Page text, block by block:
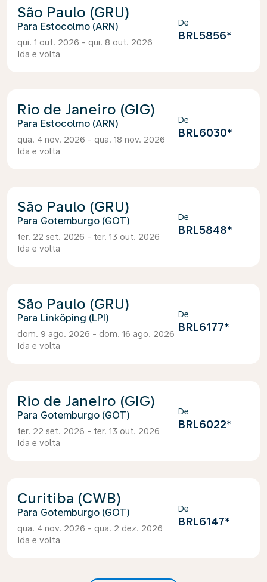
São Paulo (GRU)
Estocolmo (ARN)
qui. 1 out. 2026 - qui. 8 out. 2026
Ida e volta
De
BRL5856*
Rio de Janeiro (GIG)
Estocolmo (ARN)
qua. 4 nov. 2026 - qua. 18 nov. 2026
Ida e volta
De
BRL6030*
São Paulo (GRU)
Gotemburgo (GOT)
ter. 22 set. 2026 - ter. 13 out. 2026
Ida e volta
De
BRL5848*
São Paulo (GRU)
Linköping (LPI)
dom. 9 ago. 2026 - dom. 16 ago. 2026
Ida e volta
De
BRL6177*
Rio de Janeiro (GIG)
Gotemburgo (GOT)
ter. 22 set. 2026 - ter. 13 out. 2026
Ida e volta
De
BRL6022*
Curitiba (CWB)
Gotemburgo (GOT)
qua. 4 nov. 2026 - qua. 2 dez. 2026
Ida e volta
De
BRL6147*